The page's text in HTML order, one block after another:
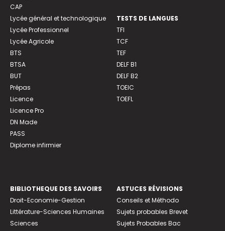
CAP
Lycée général et technologique
Lycée Professionnel
Lycée Agricole
BTS
BTSA
BUT
Prépas
Licence
Licence Pro
DN Made
PASS
Diplome infirmier
TESTS DE LANGUES
TFI
TCF
TEF
DELF B1
DELF B2
TOEIC
TOEFL
BIBLIOTHEQUE DES SAVOIRS
Droit-Economie-Gestion
Littérature-Sciences Humaines
Sciences
ASTUCES RÉVISIONS
Conseils et Méthodo
Sujets probables Brevet
Sujets Probables Bac